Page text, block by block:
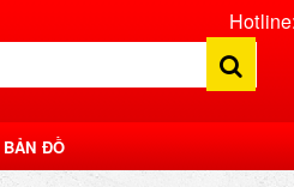
BẢN ĐỒ